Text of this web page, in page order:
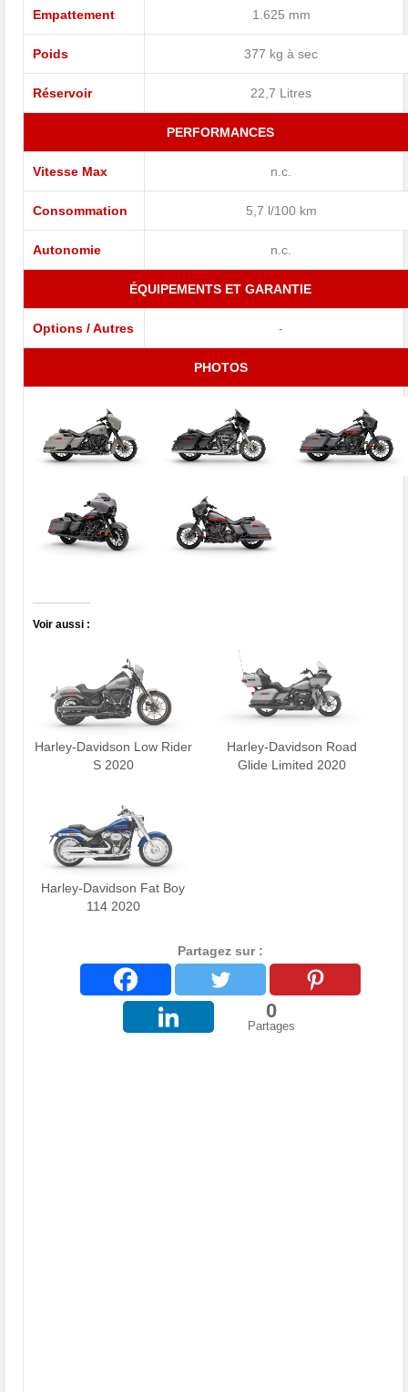
Empattement 1.625 mm
Poids 377 kg à sec
Réservoir 22,7 Litres
PERFORMANCES
Vitesse Max n.c.
Consommation 5,7 l/100 km
Autonomie n.c.
ÉQUIPEMENTS ET GARANTIE
Options / Autres -
PHOTOS
Voir aussi :
Harley-Davidson Low Rider
S 2020
Harley-Davidson Road
Glide Limited 2020
Harley-Davidson Fat Boy
114 2020
Partagez sur :
0
Partages